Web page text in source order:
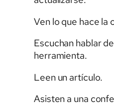
Ven lo que hace la
Escuchan hablar
herramienta.
Leen un artículo.
Asisten a una